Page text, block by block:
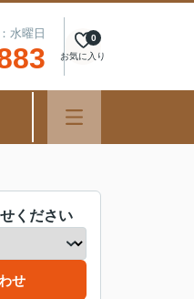
水曜日
お気に入り
0
ください
せ